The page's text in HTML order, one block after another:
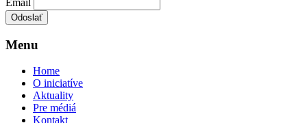
Menu
Home
O iniciatíve
Aktuality
Pre médiá
Kontakt